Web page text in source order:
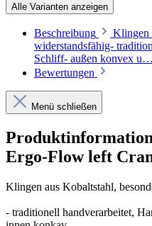
Alle Varianten anzeigen
Beschreibung
Klingen
widerstandsfähig-
Schliff- außen konvex u…
Bewertungen
Menü schließen
Ergo-Flow left
Klingen aus Kobaltstahl,
- traditionell handverarbeitet,